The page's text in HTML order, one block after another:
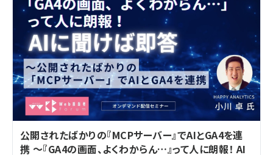
公開されたばかりの『MCPサーバー』でAIとGA4を連
携 ～『GA4の画面、よくわからん…』って人に朗報！ AI